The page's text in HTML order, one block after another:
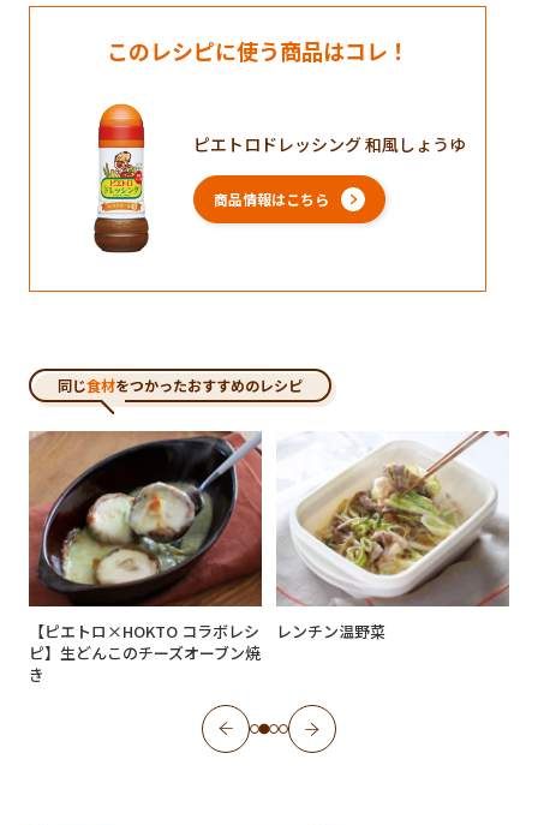
このレシピに使う商品はコレ！
ピエトロドレッシング 和風しょうゆ
商品情報はこちら
同じ食材をつかったおすすめのレシピ
【ピエトロ×HOKTO コラボレシ
ピ】生どんこのチーズオーブン焼
き
レンチン温野菜